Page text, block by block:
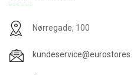
Nørregade, 100
kundeservice@eurostores.dk